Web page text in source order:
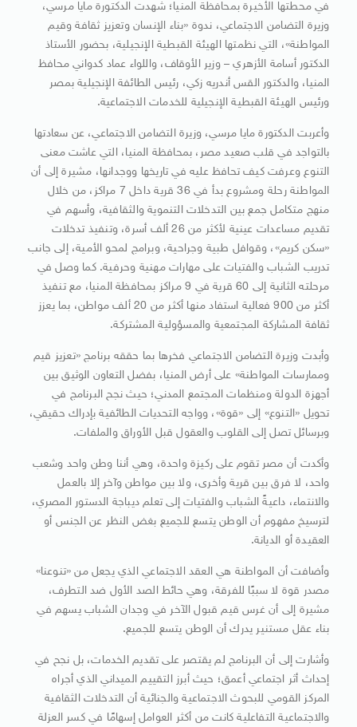
في محطتها الأخيرة بمحافظة المنيا؛ شهدت الدكتورة مايا مرسي،
وزيرة التضامن الاجتماعي، ندوة «بناء الإنسان وتعزيز ثقافة وقيم
المواطنة»، التي نظمتها الهيئة القبطية الإنجيلية، بحضور الأستاذ
الدكتور أسامة الأزهري – وزير الأوقاف، واللواء عماد كدواني محافظ
المنيا، والدكتور القس أندريه زكي، رئيس الطائفة الإنجيلية بمصر
ورئيس الهيئة القبطية الإنجيلية للخدمات الاجتماعية.
وأعربت الدكتورة مايا مرسي، وزيرة التضامن الاجتماعي، عن سعادتها
بالتواجد في قلب صعيد مصر، بمحافظة المنيا، التي عاشت معنى
التنوع وعرفت كيف تحافظ عليه في تاريخها ووجدانها، مشيرة إلى أن
المواطنة رحلة ومشروع بدأ في 36 قرية داخل 7 مراكز، من خلال
منهج متكامل جمع بين التدخلات التنموية والثقافية، وأسهم في
تقديم مساعدات عينية لأكثر من 26 ألف أسرة، وتنفيذ تدخلات
«سكن كريم»، وقوافل طبية وجراحية، وبرامج لمحو الأمية، إلى جانب
تدريب الشباب والفتيات على مهارات مهنية وحرفية. كما وصل في
مرحلته الثانية إلى 60 قرية في 9 مراكز بمحافظة المنيا، مع تنفيذ
أكثر من 900 فعالية استفاد منها أكثر من 20 ألف مواطن، بما يعزز
ثقافة المشاركة المجتمعية والمسؤولية المشتركة.
وأبدت وزيرة التضامن الاجتماعي فخرها بما حققه برنامج «تعزيز قيم
وممارسات المواطنة» على أرض المنيا، بفضل التعاون الوثيق بين
أجهزة الدولة ومنظمات المجتمع المدني؛ حيث نجح البرنامج في
تحويل «التنوع» إلى «قوة»، وواجه التحديات الطائفية بإدراك حقيقي،
وبرسائل تصل إلى القلوب والعقول قبل الأوراق والملفات.
وأكدت أن مصر تقوم على ركيزة واحدة، وهي أننا وطن واحد وشعب
واحد، لا فرق بين قرية وأخرى، ولا بين مواطن وآخر إلا بالعمل
والانتماء، داعيةً الشباب والفتيات إلى تعلم ديباجة الدستور المصري،
لترسيخ مفهوم أن الوطن يتسع للجميع بغض النظر عن الجنس أو
العقيدة أو الديانة.
وأضافت أن المواطنة هي العقد الاجتماعي الذي يجعل من «تنوعنا»
مصدر قوة لا سببًا للفرقة، وهي حائط الصد الأول ضد التطرف،
مشيرة إلى أن غرس قيم قبول الآخر في وجدان الشباب يسهم في
بناء عقل مستنير يدرك أن الوطن يتسع للجميع.
وأشارت إلى أن البرنامج لم يقتصر على تقديم الخدمات، بل نجح في
إحداث أثر اجتماعي أعمق؛ حيث أبرز التقييم الميداني الذي أجراه
المركز القومي للبحوث الاجتماعية والجنائية أن التدخلات الثقافية
والاجتماعية التفاعلية كانت من أكثر العوامل إسهامًا في كسر العزلة